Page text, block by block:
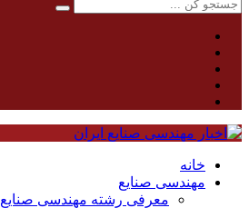
خانه
مهندسی صنایع
معرفی رشته مهندسی صنایع